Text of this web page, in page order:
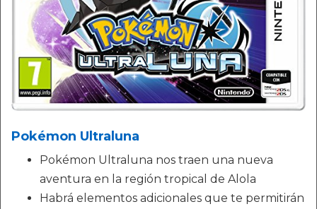
Pokémon Ultraluna
Pokémon Ultraluna nos traen una nueva
aventura en la región tropical de Alola
Habrá elementos adicionales que te permitirán